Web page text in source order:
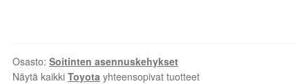
Osasto: Soitinten asennuskehykset
Näytä kaikki Toyota yhteensopivat tuotteet